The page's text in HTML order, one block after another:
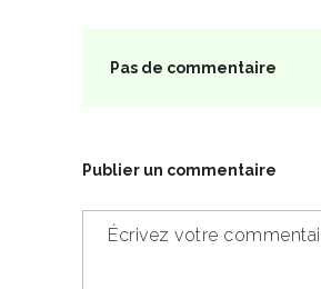
Pas de commentaire
Publier un commentaire